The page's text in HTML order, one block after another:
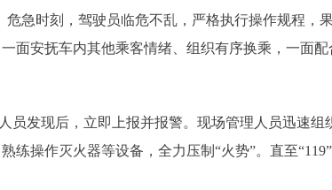
急时刻，驾驶员临危不乱，严格执行操作规程，果
面安抚车内其他乘客情绪、组织有序换乘，一面
发现后，立即上报并报警。现场管理人员迅速组
操作灭火器等设备，全力压制“火势”。直至